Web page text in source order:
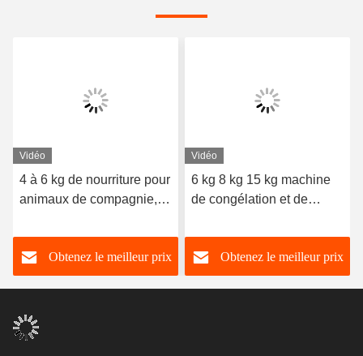
Vidéo
4 à 6 kg de nourriture pour
animaux de compagnie,
séchoir
Obtenez le meilleur prix
Vidéo
6 kg 8 kg 15 kg machine
de congélation et de
domicile
Obtenez le meilleur prix